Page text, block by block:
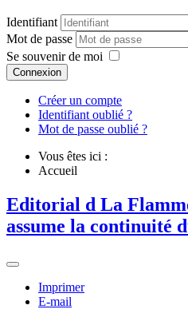
Identifiant
Mot de passe
Se souvenir de moi
Connexion
Créer un compte
Identifiant oublié ?
Mot de passe oublié ?
Vous êtes ici :
Accueil
Editorial d La
assume la continuité
Imprimer
E-mail